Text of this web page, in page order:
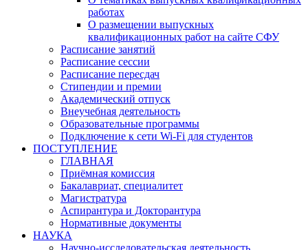
работах
О размещении выпускных
квалификационных работ на сайте СФУ
Расписание занятий
Расписание сессии
Расписание пересдач
Стипендии и премии
Академический отпуск
Внеучебная деятельность
Образовательные программы
Подключение к сети Wi-Fi для студентов
ПОСТУПЛЕНИЕ
ГЛАВНАЯ
Приёмная комиссия
Бакалавриат, специалитет
Магистратура
Аспирантура и Докторантура
Нормативные документы
НАУКА
Научно-исследовательская деятельность